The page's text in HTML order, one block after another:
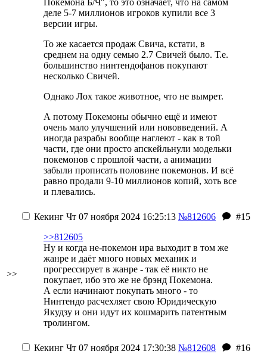
Покемона Б/Ч", то это означает, что на самом
деле 5-7 миллионов игроков купили все 3
версии игры.
То же касается продаж Свича, кстати, в
среднем на одну семью 2.7 Свичей было. Т.е.
большинство нинтендофанов покупают
несколько Свичей.
Однако Лох такое животное, что не вымрет.
А потому Покемоны обычно ещё и имеют
очень мало улучшений или нововведений. А
иногда разрабы вообще наглеют - как в той
части, где они просто апскейльнули модельки
покемонов с прошлой части, а анимации
забыли прописать половине покемонов. И всё
равно продали 9-10 миллионов копий, хоть все
и плевались.
>>
Кекинг Чт 07 ноября 2024 16:25:13 №812606
#15
>>812605
Ну и когда не-покемон ира выходит в том же
жанре и даёт много новых механик и
прогрессирует в жанре - так её никто не
покупает, ибо это же не брэнд Покемона.
А если начинают покупать много - то
Нинтендо расчехляет свою Юридическую
Якудзу и они идут их кошмарить патентным
тролингом.
Кекинг Чт 07 ноября 2024 17:30:38 №812608
#16